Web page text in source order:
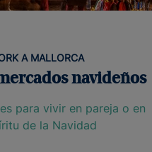
A MALLORCA
navideños
para vivir en pareja o en
de la Navidad